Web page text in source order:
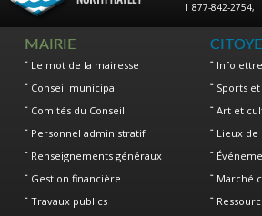
1 877-842-2754,
MAIRIE
Le mot de la mairesse
Conseil municipal
Comités du Conseil
Personnel administratif
Renseignements généraux
Gestion financière
Travaux publics
Infolettre
Sports
Art et
Lieux de
Marché